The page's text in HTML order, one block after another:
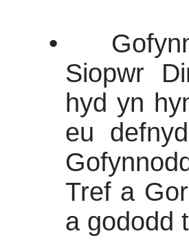
•
Siopwr
hyd yn
eu
Tref a
a gododd